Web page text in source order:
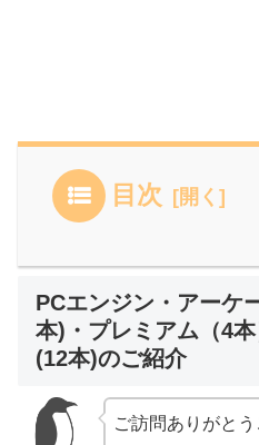
目次
PCエンジン・アーケ
本)・プレミアム（4
(12本)のご紹介
ご訪問ありがとう